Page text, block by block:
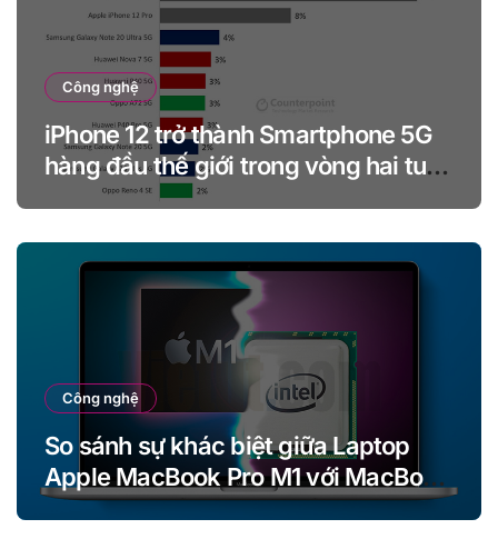
Công nghệ
iPhone 12 trở thành Smartphone 5G
hàng đầu thế giới trong vòng hai tuần
kể từ khi ra mắt
Công nghệ
So sánh sự khác biệt giữa Laptop
Apple MacBook Pro M1 với MacBook
Pro Intel (13 inch)